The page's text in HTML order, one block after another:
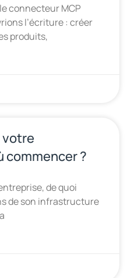
connecteur MCP
l’écriture : créer
produits,
votre
commencer ?
de quoi
de son infrastructure